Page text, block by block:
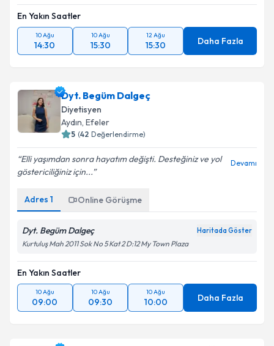
En Yakın Saatler
10 Ağu
14:30
10 Ağu
15:30
12 Ağu
15:30 Daha Fazla
Dyt. Begüm Dalgeç
Diyetisyen
Aydın, Efeler
5 (42 Değerlendirme)
Elli yaşımdan sonra hayatım değişti. Desteğiniz ve yol
göstericiliğiniz için...
Devamı
Adres 1 Online Görüşme
Dyt. Begüm Dalgeç Haritada Göster
Kurtuluş Mah 2011 Sok No 5 Kat 2 D:12 My Town Plaza
En Yakın Saatler
10 Ağu
09:00
10 Ağu
09:30
10 Ağu
10:00 Daha Fazla